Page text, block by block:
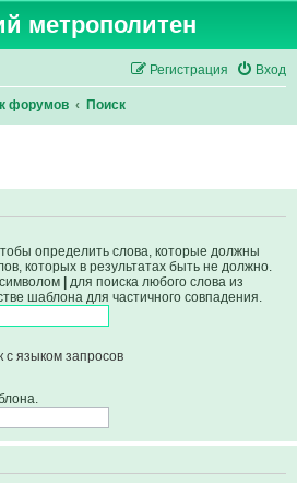
метрополитен
Вход
Регистрация
форумов Поиск
определить слова, которые должны
которых в результатах быть не должно.
| для поиска любого слова из
шаблона для частичного совпадения.
с языком запросов